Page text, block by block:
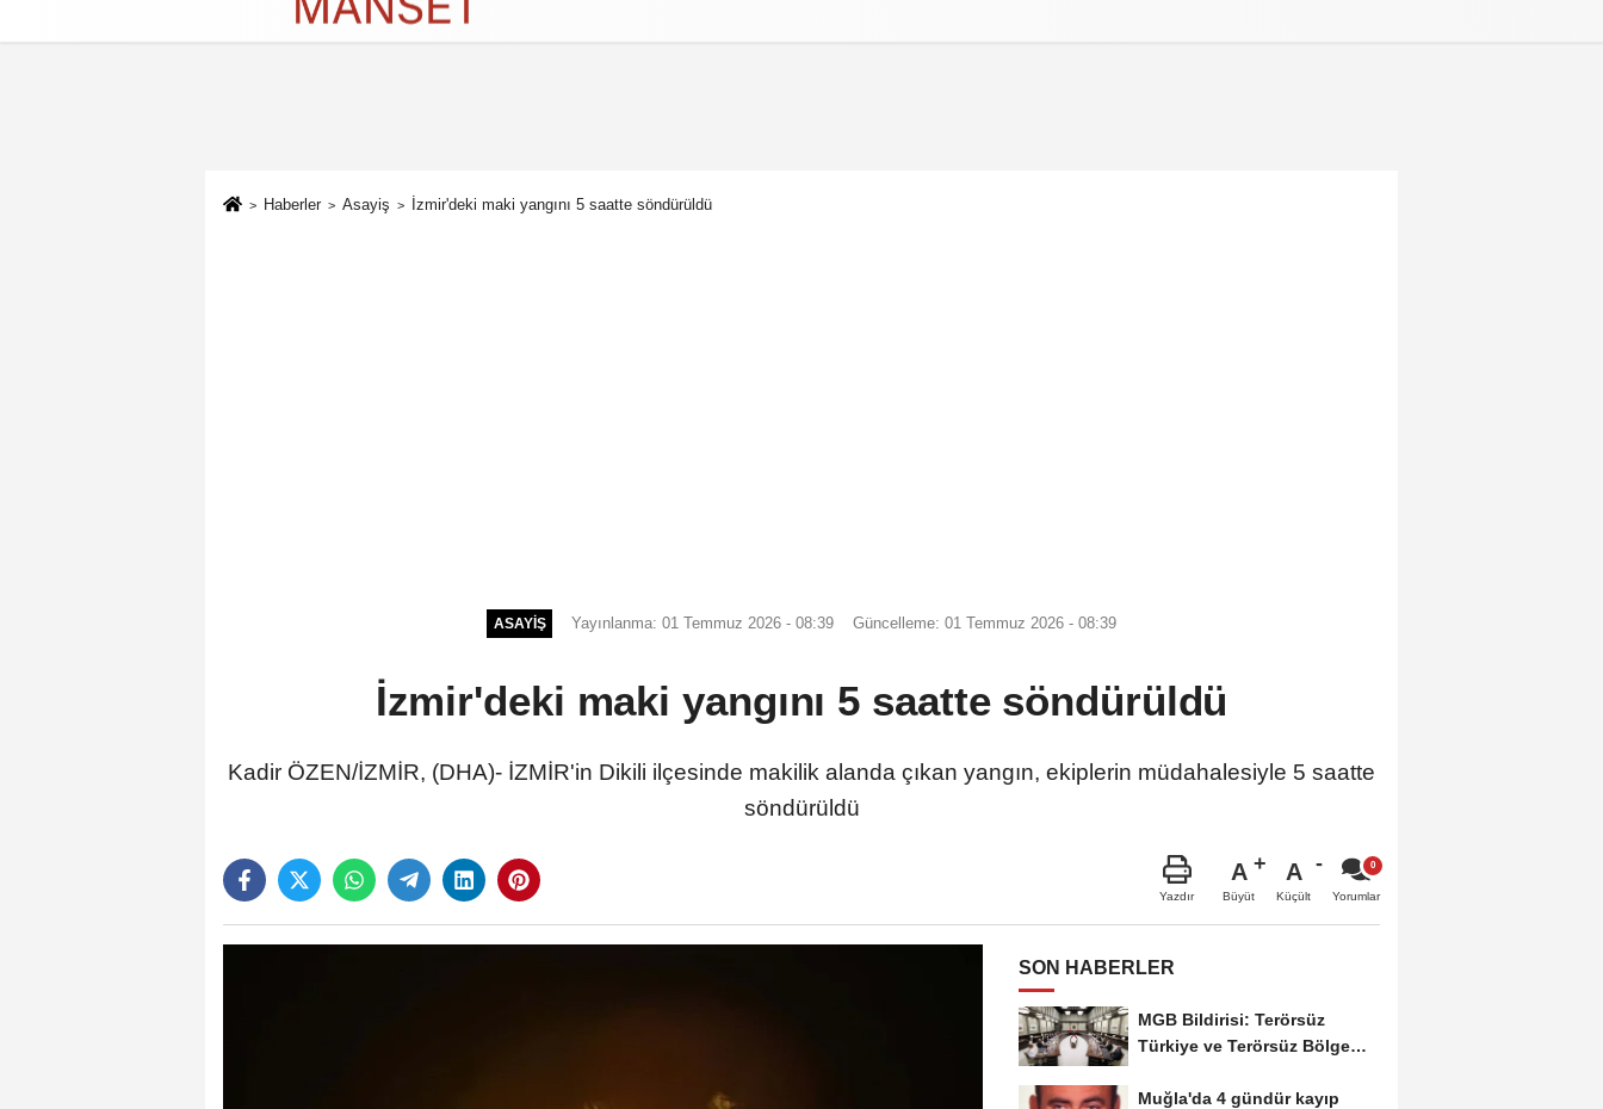
İletişim Çerez Politikası
Haberler Asayiş İzmir'deki maki yangını 5 saatte söndürüldü
ASAYIŞ Yayınlanma: 01 Temmuz 2026 - 08:39 Güncelleme: 01 Temmuz 2026 - 08:39
İzmir'deki maki yangını 5 saatte söndürüldü
Kadir ÖZEN/İZMİR, (DHA)- İZMİR'in Dikili ilçesinde makilik alanda çıkan yangın, ekiplerin müdahalesiyle 5 saatte
söndürüldü
Yazdır
A
Büyüt
A
Küçült Yorumlar
SON HABERLER
MGB Bildirisi: Terörsüz
Türkiye ve Terörsüz Bölge
Muğla'da 4 gündür kayıp